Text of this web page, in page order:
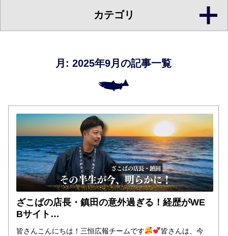
カテゴリ
月:2025年9月の記事一覧
ざこばの店長・鎮田の意外過ぎる！経歴がWE
Bサイト…
皆さんこんにちは！三恒広報チームです
皆さんは、今